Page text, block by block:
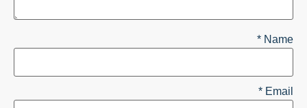
Name
*
Email
*